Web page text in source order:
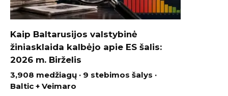
Kaip Baltarusijos valstybinė
žiniasklaida kalbėjo apie ES šalis:
2026 m. Birželis
3,908 medžiagų · 9 stebimos šalys ·
Baltic + Veimaro